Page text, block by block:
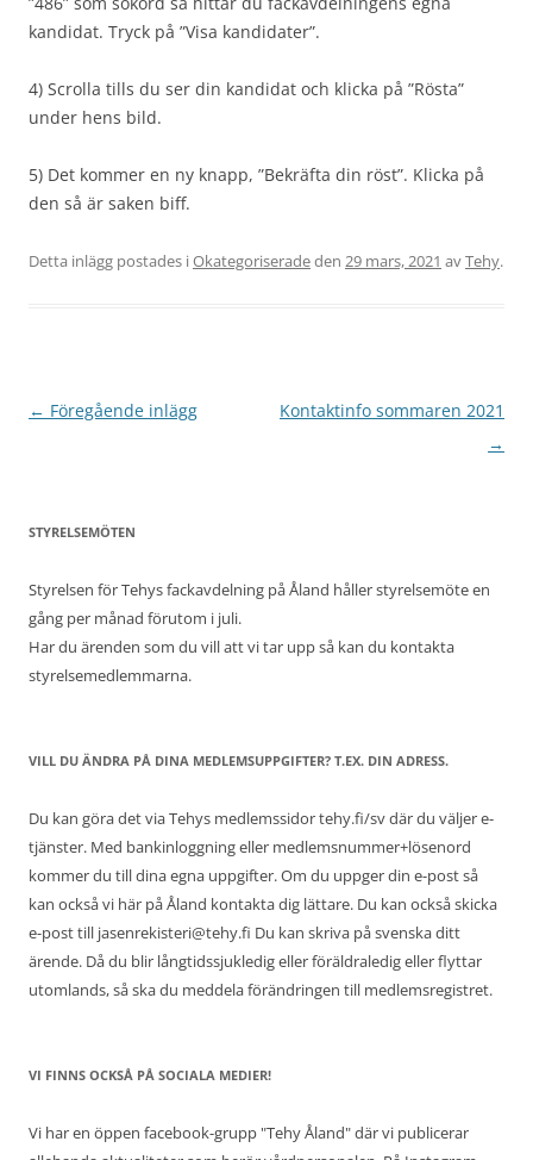
kandidat. Tryck på ”Visa kandidater”.
4) Scrolla tills du ser din kandidat och klicka på ”Rösta”
under hens bild.
5) Det kommer en ny knapp, ”Bekräfta din röst”. Klicka på
den så är saken biff.
Detta inlägg postades iOkategoriseradeden 29 mars, 2021 avTehy.
Inläggsnavigering
← Föregående inlägg
Kontaktinfo sommaren 2021
→
STYRELSEMÖTEN
Styrelsen för Tehys fackavdelning på Åland håller styrelsemöte en
gång per månad förutom i juli.
Har du ärenden som du vill att vi tar upp så kan du kontakta
styrelsemedlemmarna.
VILL DU ÄNDRA PÅ DINA MEDLEMSUPPGIFTER? T.EX. DIN ADRESS.
Du kan göra det via Tehys medlemssidor tehy.fi/sv där du väljer e-
tjänster. Med bankinloggning eller medlemsnummer+lösenord
kommer du till dina egna uppgifter. Om du uppger din e-post så
kan också vi här på Åland kontakta dig lättare. Du kan också skicka
e-post till jasenrekisteri@tehy.fi Du kan skriva på svenska ditt
ärende. Då du blir långtidssjukledig eller föräldraledig eller flyttar
utomlands, så ska du meddela förändringen till medlemsregistret.
VI FINNS OCKSÅ PÅ SOCIALA MEDIER!
Vi har en öppen facebook-grupp "Tehy Åland" där vi publicerar